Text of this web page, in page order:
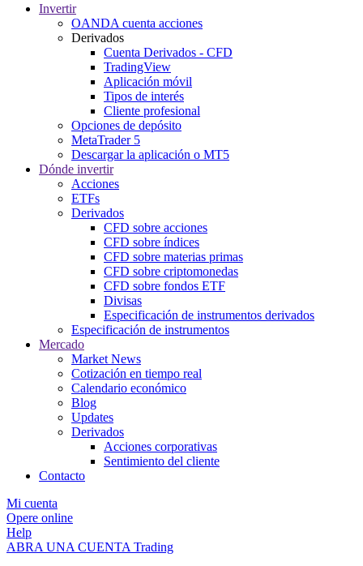
Invertir
OANDA cuenta acciones
Derivados
Cuenta Derivados - CFD
TradingView
Aplicación móvil
Tipos de interés
Cliente profesional
Opciones de depósito
MetaTrader 5
Descargar la aplicación o MT5
Dónde invertir
Acciones
ETFs
Derivados
CFD sobre acciones
CFD sobre índices
CFD sobre materias primas
CFD sobre criptomonedas
CFD sobre fondos ETF
Divisas
Especificación de instrumentos derivados
Especificación de instrumentos
Mercado
Market News
Cotización en tiempo real
Calendario económico
Blog
Updates
Derivados
Acciones corporativas
Sentimiento del cliente
Contacto
Mi cuenta
Opere online
Help
ABRA UNA CUENTA Trading